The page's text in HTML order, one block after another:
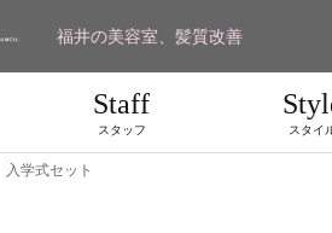
福井の美容室、髪質改善
Staff
スタッフ スタイ
入学式セット